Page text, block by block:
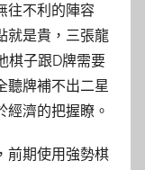
往不利的陣容
就是貴，三張龍
棋子跟D牌需要
聽牌補不出二星
經濟的把握瞭。
前期使用強勢棋